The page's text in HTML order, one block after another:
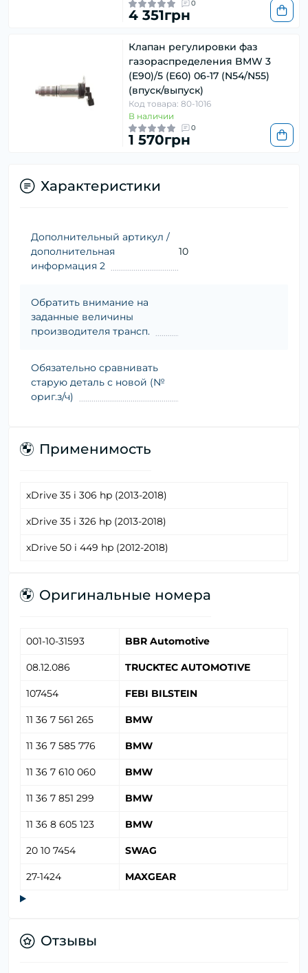
0
4 351грн
Клапан регулировки фаз
газораспределения BMW 3
(E90)/5 (E60) 06-17 (N54/N55)
(впуск/выпуск)
Код товара: 80-1016
В наличии
0
1 570грн
Характеристики
Дополнительный артикул /
дополнительная
информация 2
10
Обратить внимание на
заданные величины
производителя трансп.
Обязательно сравнивать
старую деталь с новой (№
ориг.з/ч)
Применимость
xDrive 35 i 306 hp (2013-2018)
xDrive 35 i 326 hp (2013-2018)
xDrive 50 i 449 hp (2012-2018)
Оригинальные номера
001-10-31593 BBR Automotive
08.12.086 TRUCKTEC AUTOMOTIVE
107454 FEBI BILSTEIN
11 36 7 561 265 BMW
11 36 7 585 776 BMW
11 36 7 610 060 BMW
11 36 7 851 299 BMW
11 36 8 605 123 BMW
20 10 7454 SWAG
27-1424 MAXGEAR
Отзывы